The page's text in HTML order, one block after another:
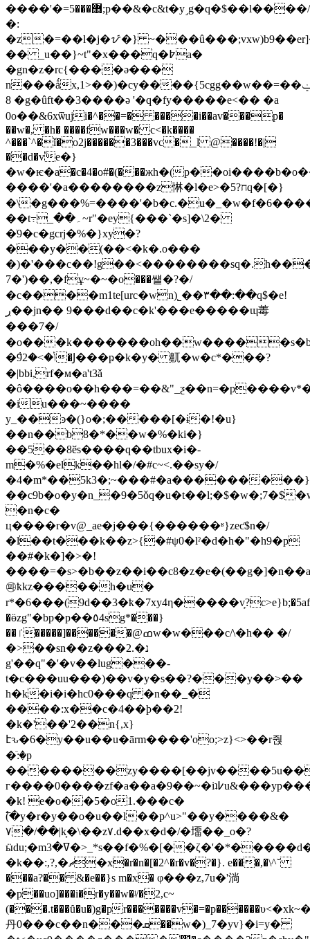
����'�=޻���5;p��&�c&t�y˼g�q�$��l����/
�:
�z�=��l�j�ᝡ�}
�� _u��}~t"�x���q�߈a�
�gn�z�rc{����ǝ���
n���ǻx,1>��)�cy����{5cgg��w��=��ݔ��js=�
8 �g�ûft��3����ə '�q�fy��� ��e<�� �a
0o��&6xѿuji�^��=� ����i��av���p�
��w�, �h� ����fw���w� c<�k����
^���`^�ǐ�o2j������3���vc�_l @����!�|
��d�vؖe�}
�w�ѥ�a�c�4�o#�(���жh�(
����'�a��������z惏�l�e>�5?חq�[�}
�\
��t߹_��۔~r"�ey{���`�s]�\2�
�ֺ9�c�gcrj�%�}xy�?
���y��(��<�k�.o���
7�')��,�fұ~�~�o���썔�?�/
�c����m1te[urc�wn)˾��٣��:��q$�e!
ڔ��jn�� 9���d��c�k'���e�����ɰ䓯
���7�/
�o��
�݅9ݳ�>�2�Ϳ���ҏ�k�y� 鼿�w�c*���?
�|bbi,rf�м�a't3ǎ
�iu���~����
y_��ͽ�(}o�;�����[�ɨ�!�u}
��n��b8�*��w�%�ki�}
��5��8ӗs����q��tbux�i�-
m�%�elk��hl�/�#c~<.��sy�/
�4�m*��5k3�;~���#�a���������}
��c9b�o�y�n_�9�5ǒq�u�t��l;�$�w�;7�$
�n�c�
ц����r�v@_ae�j���{������ʶ}zeƈ$n�/
�l��t���k��z>{�#ψ0�lˀ�d�h�"�h9�p
��#�k�]�>�!
㉺ҟkz�����h�u�
�ӫzg"�bp�p��٥4sg*���}
��ٵ�����]������@ߘw�w���c/\�h�� �/
�>��sn��z���2.�נ
g'��q"�'�v��lug���-
t�c���uu���)��v�y�s��?���y��>��
h�k�i�i�hc0���q �n��_�
����:x��c�4��ϸ��2!
�k�'��'2��n{,x}
էԅ�6�y��u��u�ārm����'oo;>z}<>��r줝
�ٙ:�p
��
г����0����zf�a��a�9��~�iʇ߇u&���yp���;ngv�%���
�k! e�o��5�o1.���c�
߱(�y�r�y��o�u��l��p^u>"��y����&�
٧�/��|k͎�\��z۷.d��x�d�/�㙧��_o�?
ӹdu;�mߜ�3�>_*s��f�%�[��ζ�'�*�����d�e�u��w�����r�e��3γ�?
�k��:,?,�ޗ�x�r�n�[�2^�r�v�?�}. e���,�\^˘
���a?�� &�e��}s m�x� φ���z,7u�'淌
�p��uo]���i�r�y��w�ʲ/�2,c~
(���.t���ȗ�u�)g�p
丹0���c��n���ܩ��w�)_7�yv}�i=y�